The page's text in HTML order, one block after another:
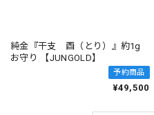
純金『干支 酉（とり）』約1g
お守り 【JUNGOLD】
予約商品
¥49,500